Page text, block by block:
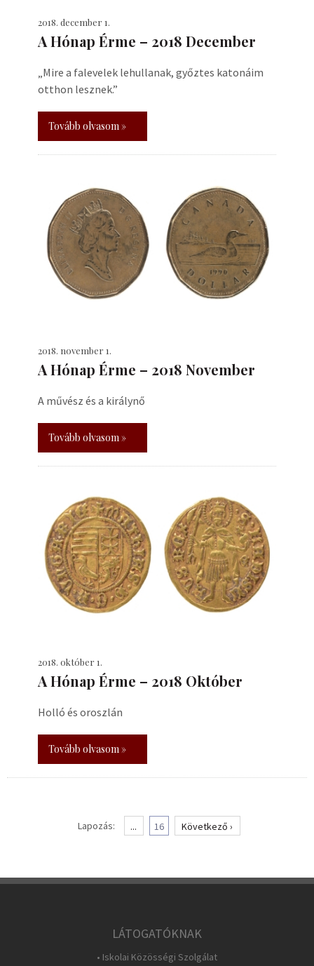
2018. december 1.
A Hónap Érme – 2018 December
„Mire a falevelek lehullanak, győztes katonáim
otthon lesznek.”
Tovább olvasom »
2018. november 1.
A Hónap Érme – 2018 November
A művész és a királynő
Tovább olvasom »
2018. október 1.
A Hónap Érme – 2018 Október
Holló és oroszlán
Tovább olvasom »
Lapozás: ... 16 Következő ›
LÁTOGATÓKNAK
• Iskolai Közösségi Szolgálat